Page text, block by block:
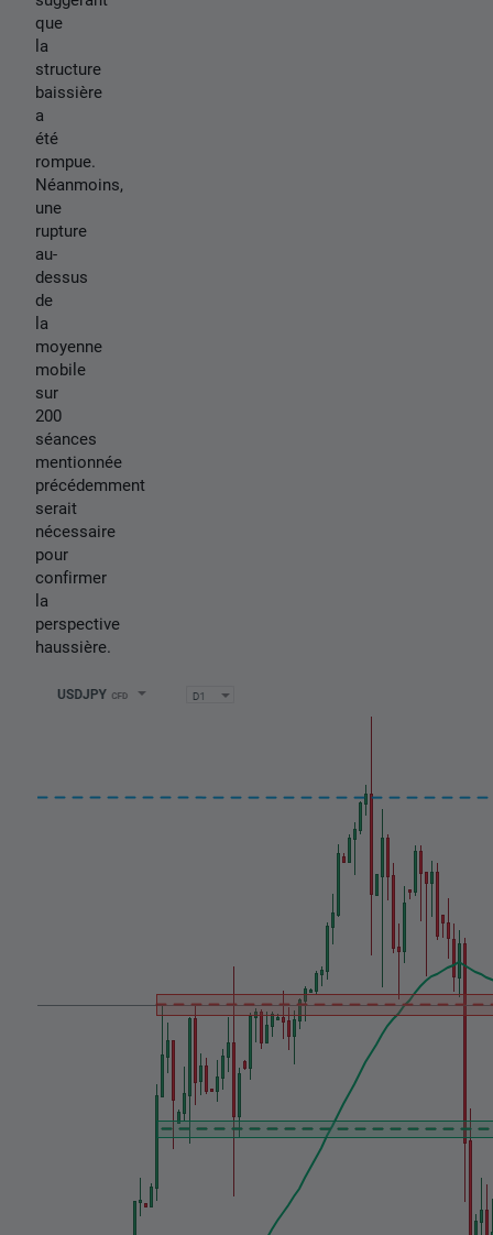
que
la
structure
baissière
a
été
rompue.
Néanmoins,
une
rupture
au-
dessus
de
la
moyenne
mobile
sur
200
séances
mentionnée
précédemment
serait
nécessaire
pour
confirmer
la
perspective
haussière.